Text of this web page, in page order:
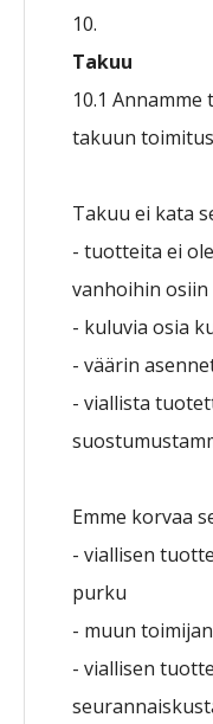
Takuu
10.1
takuun
Takuu ei kata
- tuotteita ei
vanhoihin osiin
- kuluvia osia
- väärin
- viallista
Emme korvaa
- viallisen
purku
- muun
- viallisen